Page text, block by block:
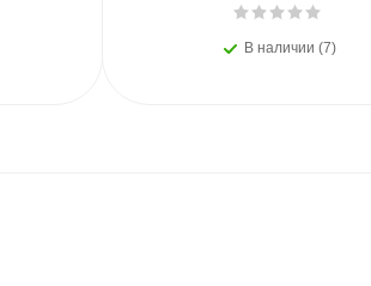
В наличии (7)